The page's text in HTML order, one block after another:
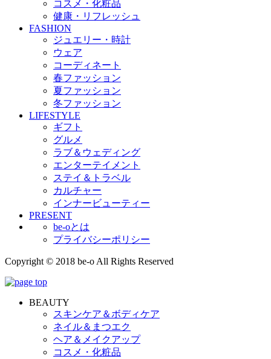
コスメ・化粧品
健康・リフレッシュ
FASHION
ジュエリー・時計
ウェア
コーディネート
春ファッション
夏ファッション
冬ファッション
LIFESTYLE
ギフト
グルメ
ラブ＆ウェディング
エンターテイメント
ステイ＆トラベル
カルチャー
インナービューティー
PRESENT
be-oとは
プライバシーポリシー
Copyright © 2018 be-o All Rights Reserved
BEAUTY
スキンケア＆ボディケア
ネイル＆まつエク
ヘア＆メイクアップ
コスメ・化粧品